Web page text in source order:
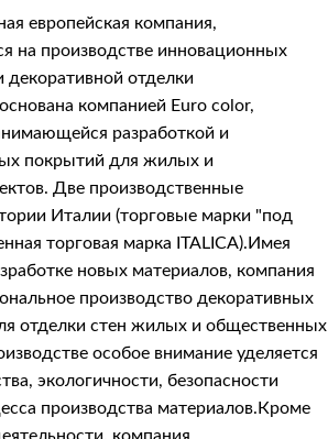
европейская компания,
на производстве инновационных
декоративной отделки
компанией Euro color,
разработкой и
покрытий для жилых и
Две производственные
Италии (торговые марки "под
торговая марка ITALICA).Имея
новых материалов, компания
производство декоративных
отделки стен жилых и общественных
особое внимание уделяется
экологичности, безопасности
производства материалов.Кроме